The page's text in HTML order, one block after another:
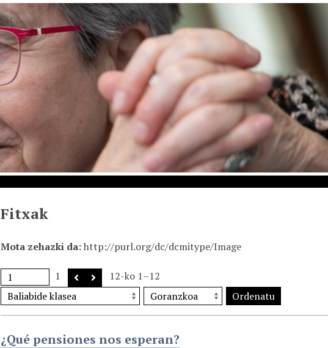
Fitxak
Mota zehazki da http://purl.org/dc/dcmitype/Image
1
12-ko 1–12
Ordenatu
¿Qué pensiones nos esperan?